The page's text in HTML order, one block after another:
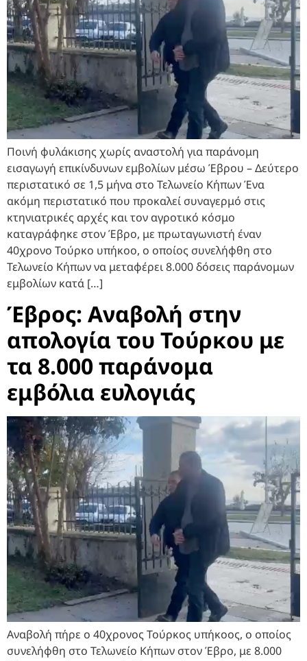
Ποινή φυλάκισης χωρίς αναστολή για παράνομη
εισαγωγή επικίνδυνων εμβολίων μέσω Έβρου – Δεύτερο
περιστατικό σε 1,5 μήνα στο Τελωνείο Κήπων Ένα
ακόμη περιστατικό που προκαλεί συναγερμό στις
κτηνιατρικές αρχές και τον αγροτικό κόσμο
καταγράφηκε στον Έβρο, με πρωταγωνιστή έναν
40χρονο Τούρκο υπήκοο, ο οποίος συνελήφθη στο
Τελωνείο Κήπων να μεταφέρει 8.000 δόσεις παράνομων
εμβολίων κατά […]
Έβρος: Αναβολή στην
απολογία του Τούρκου με
τα 8.000 παράνομα
εμβόλια ευλογιάς
Αναβολή πήρε ο 40χρονος Τούρκος υπήκοος, ο οποίος
συνελήφθη στο Τελωνείο Κήπων στον Έβρο, με 8.000